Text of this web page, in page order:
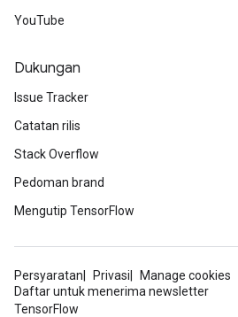
YouTube
Dukungan
Issue Tracker
Catatan rilis
Stack Overflow
Pedoman brand
Mengutip TensorFlow
Persyaratan Privasi
Manage cookies
Daftar untuk menerima newsletter
TensorFlow